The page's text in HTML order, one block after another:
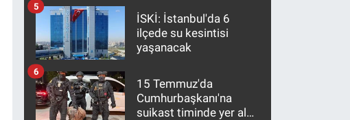
İSKİ: İstanbul'da 6
ilçede su kesintisi
yaşanacak
5
15 Temmuz'da
Cumhurbaşkanı'na
suikast timinde yer alan
6